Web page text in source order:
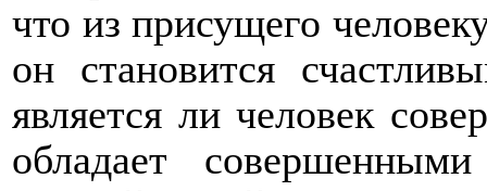
что из присущего
он становится
является ли человек
обладает